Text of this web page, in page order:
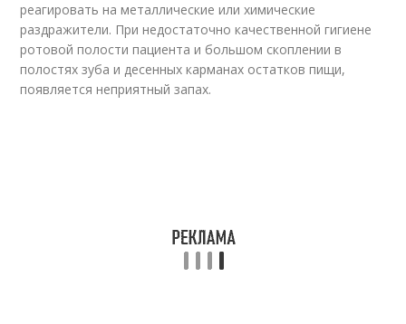
реагировать на металлические или химические
раздражители. При недостаточно качественной гигиене
ротовой полости пациента и большом скоплении в
полостях зуба и десенных карманах остатков пищи,
появляется неприятный запах.